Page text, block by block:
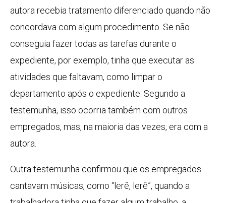
autora recebia tratamento diferenciado quando não
concordava com algum procedimento. Se não
conseguia fazer todas as tarefas durante o
expediente, por exemplo, tinha que executar as
atividades que faltavam, como limpar o
departamento após o expediente. Segundo a
testemunha, isso ocorria também com outros
empregados, mas, na maioria das vezes, era com a
autora.
Outra testemunha confirmou que os empregados
cantavam músicas, como “lerê, lerê”, quando a